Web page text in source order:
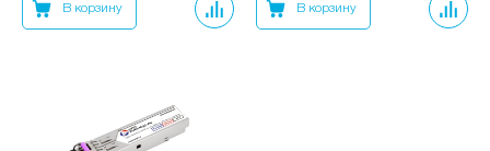
В корзину В корзину